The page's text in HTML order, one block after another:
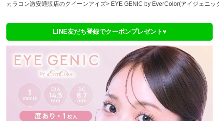
カラコン激安通販店のクイーンアイズ EYE GENIC by EverColor(アイジェニッ
LINE友だち登録でクーポンプレゼント♥